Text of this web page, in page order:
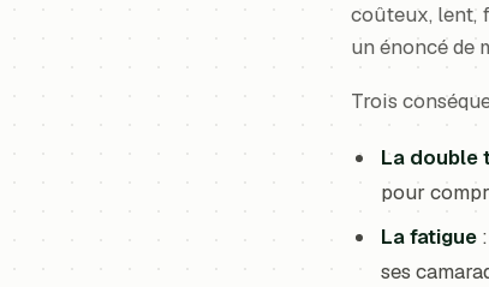
coûteux, lent,
un énoncé de
Trois
La double
pour
La fatigue
ses